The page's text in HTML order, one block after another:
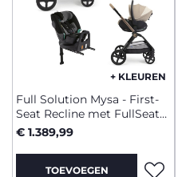
+ KLEUREN
Full Solution Mysa - First-
Seat Recline met FullSeat
met basis
€ 1.389,99
TOEVOEGEN